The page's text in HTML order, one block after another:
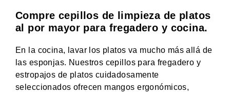
Compre cepillos de limpieza de platos
al por mayor para fregadero y cocina.
En la cocina, lavar los platos va mucho más allá de
las esponjas. Nuestros cepillos para fregadero y
estropajos de platos cuidadosamente
seleccionados ofrecen mangos ergonómicos,